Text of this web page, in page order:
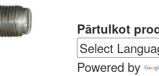
Pārtulkot
Powered by